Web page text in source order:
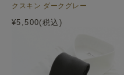
クスキン ダークグレー
¥5,500(税込)